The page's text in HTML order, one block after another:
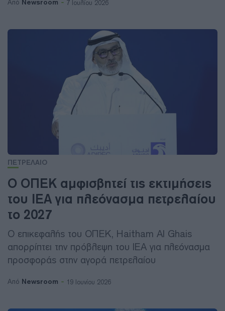
Από Newsroom 7 Ιουλίου 2026
ΠΕΤΡΕΛΑΙΟ
Ο ΟΠΕΚ αμφισβητεί τις εκτιμήσεις
του IEA για πλεόνασμα πετρελαίου
το 2027
Ο επικεφαλής του ΟΠΕΚ, Haitham Al Ghais
απορρίπτει την πρόβλεψη του IEA για πλεόνασμα
προσφοράς στην αγορά πετρελαίου
Από Newsroom 19 Ιουνίου 2026